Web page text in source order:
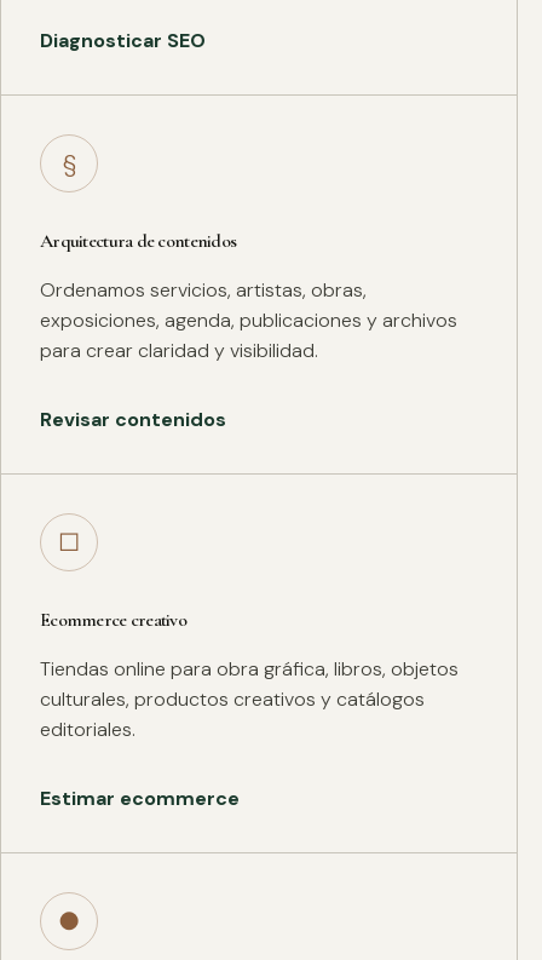
Diagnosticar SEO
§
Arquitectura de contenidos
Ordenamos servicios, artistas, obras,
exposiciones, agenda, publicaciones y archivos
para crear claridad y visibilidad.
Revisar contenidos
□
Ecommerce creativo
Tiendas online para obra gráfica, libros, objetos
culturales, productos creativos y catálogos
editoriales.
Estimar ecommerce
●